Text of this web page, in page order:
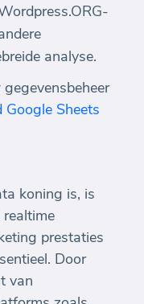
analyse.
Google Sheets
koning is, is
realtime
prestaties
Door
van